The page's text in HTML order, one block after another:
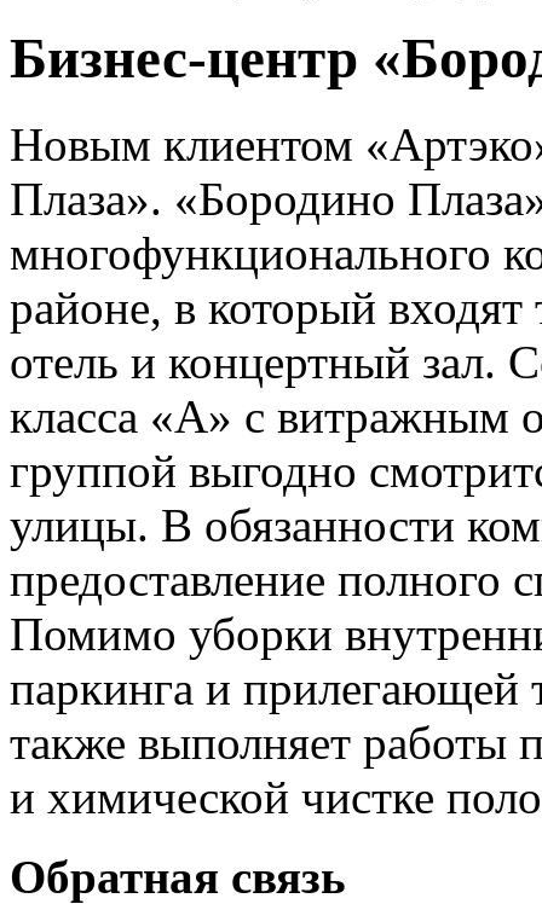
Бизнес-центр
Новым клиентом
Плаза». «Бородино
многофункционального
районе, в который
отель и концертный зал.
класса «A» с витражным
группой выгодно
улицы. В обязанности
предоставление полного
Помимо уборки
паркинга и прилегающей
также выполняет
и химической чистке
Обратная связь